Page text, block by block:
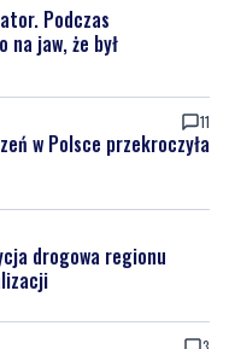
w Polsce przekroczyła
drogowa regionu
regionem w Polsce